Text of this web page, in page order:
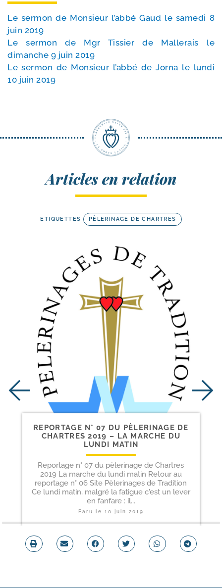
Le ser­mon de Monsieur l’ab­bé Gaud le same­di 8
juin 2019
Le ser­mon de Mgr Tissier de Mallerais le
dimanche 9 juin 2019
Le ser­mon de Monsieur l’ab­bé de Jorna le lun­di
10 juin 2019
Articles en relation
ETIQUETTES PÈLERINAGE DE CHARTRES
REPORTAGE N° 07 DU PÈLERINAGE DE
CHARTRES 2019 – LA MARCHE DU
LUNDI MATIN
Reportage n° 07 du pèlerinage de Chartres
2019 La marche du lundi matin Retour au
reportage n° 06 Site Pèlerinages de Tradition
Ce lundi matin, malgré la fatigue c'est un lever
en fanfare : il...
Paru le 10 juin 2019